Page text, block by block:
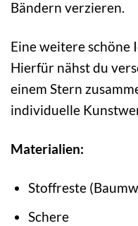
Bändern verzieren.
Eine weitere schöne
Hierfür nähst du
einem Stern
individuelle
Materialien:
Stoffreste
Schere